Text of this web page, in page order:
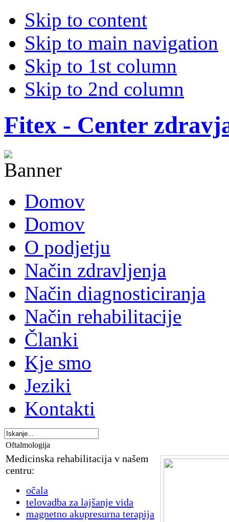
Skip to content
Skip to main navigation
Skip to 1st column
Skip to 2nd column
Fitex - Center
Domov
Domov
O podjetju
Način zdravljenja
Način diagnosticiranja
Način rehabilitacije
Članki
Kje smo
Jeziki
Kontakti
Oftalmologija
Medicinska rehabilitacija v našem
centru:
očala
telovadba za lajšanje vida
magnetno akupresurna terapija